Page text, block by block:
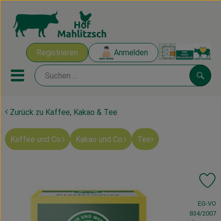
Registrieren Anmelden
Mobiles Menu öffnen oder
Ökokisten
Mahlitzscher Produkte
Zurück zu Kaffee, Kakao & Tee
Kaffee und Co. Kakao und Co. Tee
, Verband:
EG-VO
834/2007